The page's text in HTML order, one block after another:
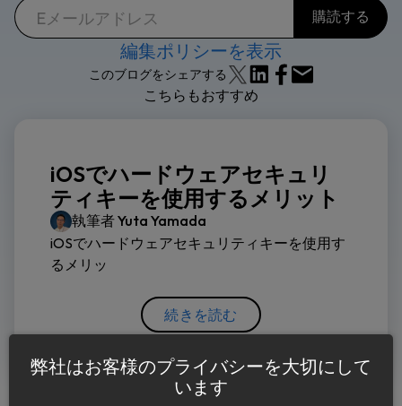
編集ポリシーを表示
このブログをシェアする
こちらもおすすめ
iOSでハードウェアセキュリ
ティキーを使用するメリット
執筆者Yuta Yamada
iOSでハードウェアセキュリティキーを使用す
るメリッ
続きを読む
弊社はお客様のプライバシーを大切にして
います